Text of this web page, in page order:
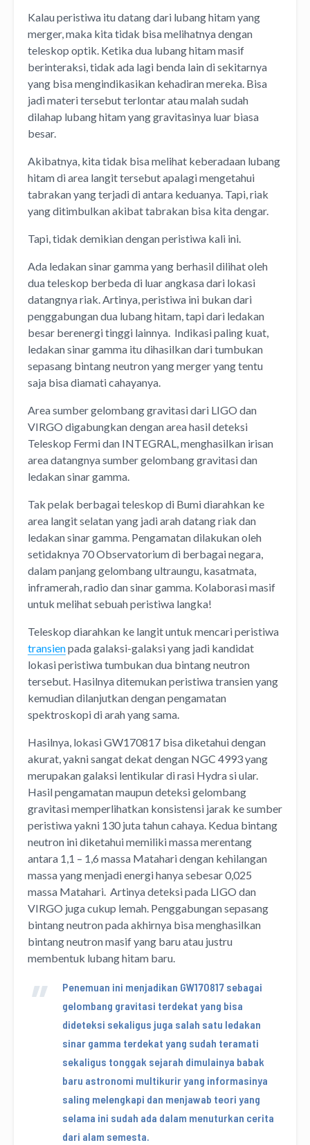
Kalau peristiwa itu datang dari lubang hitam yang
merger, maka kita tidak bisa melihatnya dengan
teleskop optik. Ketika dua lubang hitam masif
berinteraksi, tidak ada lagi benda lain di sekitarnya
yang bisa mengindikasikan kehadiran mereka. Bisa
jadi materi tersebut terlontar atau malah sudah
dilahap lubang hitam yang gravitasinya luar biasa
besar.
Akibatnya, kita tidak bisa melihat keberadaan lubang
hitam di area langit tersebut apalagi mengetahui
tabrakan yang terjadi di antara keduanya. Tapi, riak
yang ditimbulkan akibat tabrakan bisa kita dengar.
Tapi, tidak demikian dengan peristiwa kali ini.
Ada ledakan sinar gamma yang berhasil dilihat oleh
dua teleskop berbeda di luar angkasa dari lokasi
datangnya riak. Artinya, peristiwa ini bukan dari
penggabungan dua lubang hitam, tapi dari ledakan
besar berenergi tinggi lainnya. Indikasi paling kuat,
ledakan sinar gamma itu dihasilkan dari tumbukan
sepasang bintang neutron yang merger yang tentu
saja bisa diamati cahayanya.
Area sumber gelombang gravitasi dari LIGO dan
VIRGO digabungkan dengan area hasil deteksi
Teleskop Fermi dan INTEGRAL, menghasilkan irisan
area datangnya sumber gelombang gravitasi dan
ledakan sinar gamma.
Tak pelak berbagai teleskop di Bumi diarahkan ke
area langit selatan yang jadi arah datang riak dan
ledakan sinar gamma. Pengamatan dilakukan oleh
setidaknya 70 Observatorium di berbagai negara,
dalam panjang gelombang ultraungu, kasatmata,
inframerah, radio dan sinar gamma. Kolaborasi masif
untuk melihat sebuah peristiwa langka!
Teleskop diarahkan ke langit untuk mencari peristiwa
transienpada galaksi-galaksi yang jadi kandidat
lokasi peristiwa tumbukan dua bintang neutron
tersebut. Hasilnya ditemukan peristiwa transien yang
kemudian dilanjutkan dengan pengamatan
spektroskopi di arah yang sama.
Hasilnya, lokasi GW170817 bisa diketahui dengan
akurat, yakni sangat dekat dengan NGC 4993 yang
merupakan galaksi lentikular di rasi Hydra si ular.
Hasil pengamatan maupun deteksi gelombang
gravitasi memperlihatkan konsistensi jarak ke sumber
peristiwa yakni 130 juta tahun cahaya. Kedua bintang
neutron ini diketahui memiliki massa merentang
antara 1,1 – 1,6 massa Matahari dengan kehilangan
massa yang menjadi energi hanya sebesar 0,025
massa Matahari. Artinya deteksi pada LIGO dan
VIRGO juga cukup lemah. Penggabungan sepasang
bintang neutron pada akhirnya bisa menghasilkan
bintang neutron masif yang baru atau justru
membentuk lubang hitam baru.
Penemuan ini menjadikan GW170817 sebagai
gelombang gravitasi terdekat yang bisa
dideteksi sekaligus juga salah satu ledakan
sinar gamma terdekat yang sudah teramati
sekaligus tonggak sejarah dimulainya babak
baru astronomi multikurir yang informasinya
saling melengkapi dan menjawab teori yang
selama ini sudah ada dalam menuturkan cerita
dari alam semesta.